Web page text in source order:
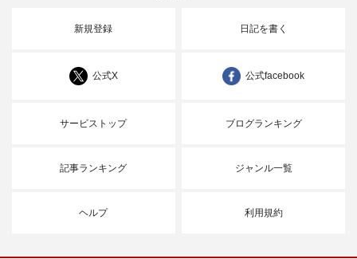
新規登録 日記を書く
公式X 公式facebook
サービストップ ブログランキング
記事ランキング ジャンル一覧
ヘルプ 利用規約